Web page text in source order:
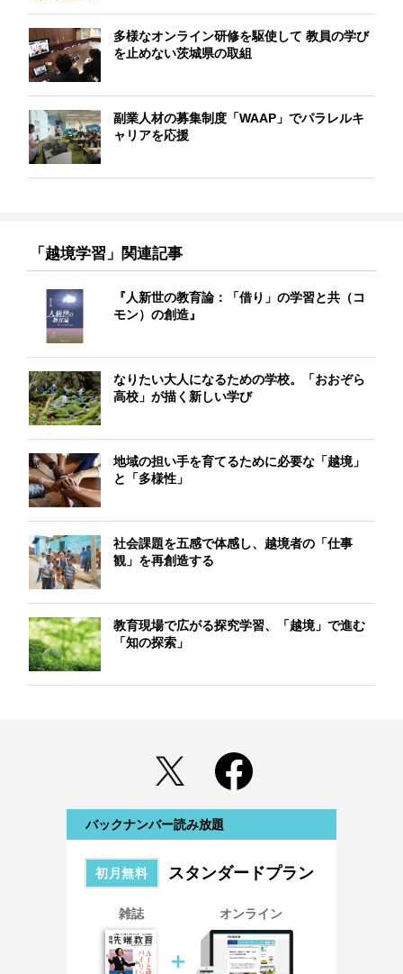
多様なオンライン研修を駆使して 教員の学び
を止めない茨城県の取組
副業人材の募集制度「WAAP」でパラレルキ
ャリアを応援
「越境学習」関連記事
『人新世の教育論：「借り」の学習と共（コ
モン）の創造』
なりたい大人になるための学校。「おおぞら
高校」が描く新しい学び
地域の担い手を育てるために必要な「越境」
と「多様性」
社会課題を五感で体感し、越境者の「仕事
観」を再創造する
教育現場で広がる探究学習、「越境」で進む
「知の探索」
バックナンバー読み放題
初月無料 スタンダードプラン
雑誌
＋
オンライン